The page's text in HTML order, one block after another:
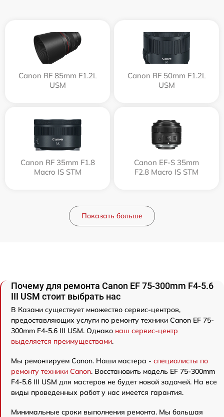
Canon RF 85mm F1.2L
USM
Canon RF 50mm F1.2L
USM
Canon RF 35mm F1.8
Macro IS STM
Canon EF-S 35mm
F2.8 Macro IS STM
Показать больше
Почему для ремонта Canon EF 75-300mm F4-5.6
III USM стоит выбрать нас
В Казани существует множество сервис-центров,
предоставляющих услуги по ремонту техники Canon EF 75-
300mm F4-5.6 III USM. Однако наш сервис-центр
выделяется преимуществами.
Мы ремонтируем Canon. Наши мастера - специалисты по
ремонту техники Canon. Восстановить модель EF 75-300mm
F4-5.6 III USM для мастеров не будет новой задачей. На все
виды проведенных работ у нас имеется гарантия.
Минимальные сроки выполнения ремонта. Мы большая